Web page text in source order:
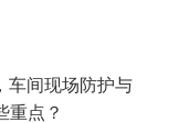
车间现场防护与
重点？